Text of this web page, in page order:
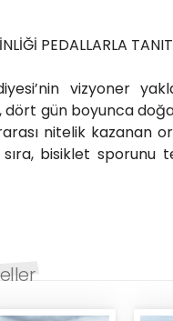
PEDALLARLA
vizyoner
gün boyunca
nitelik kazanan
sıra, bisiklet